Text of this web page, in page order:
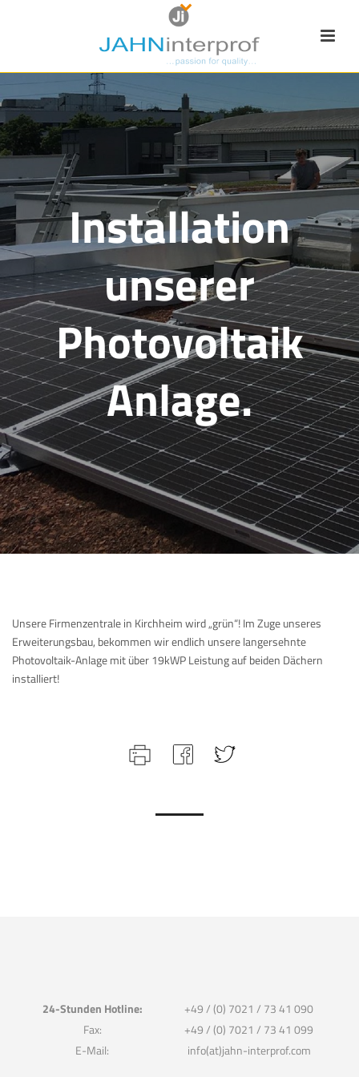
Installation
unserer
Photovoltaik
Anlage.
Unsere Firmenzentrale in Kirchheim wird „grün“! Im Zuge unseres
Erweiterungsbau, bekommen wir endlich unsere langersehnte
Photovoltaik-Anlage mit über 19kWP Leistung auf beiden Dächern
installiert!
24-Stunden Hotline:
Fax:
E-Mail:
+49 / (0) 7021 / 73 41 090
+49 / (0) 7021 / 73 41 099
info(at)jahn-interprof.com